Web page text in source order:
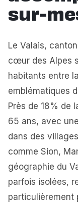
sur-
Le Valais,
cœur des Alpes
habitants entre
emblématiques
Près de 18% de
65 ans, avec
dans des
comme Sion,
géographie du
parfois isolées,
particulièrement